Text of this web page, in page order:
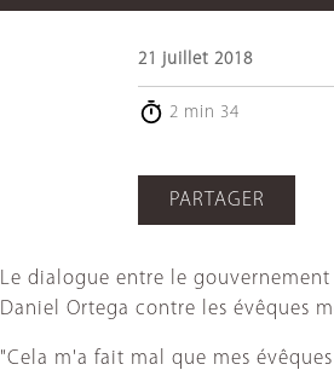
21 juillet 2018
2 min 34
PARTAGER
Le dialogue entre le
Daniel Ortega contre les évêques
"Cela m'a fait mal que mes